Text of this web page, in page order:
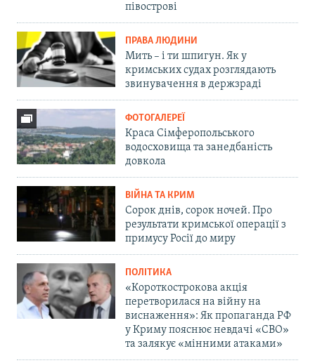
півострові
ПРАВА ЛЮДИНИ
Мить – і ти шпигун. Як у
кримських судах розглядають
звинувачення в держзраді
ФОТОГАЛЕРЕЇ
Краса Сімферопольського
водосховища та занедбаність
довкола
ВІЙНА ТА КРИМ
Сорок днів, сорок ночей. Про
результати кримської операції з
примусу Росії до миру
ПОЛІТИКА
«Короткострокова акція
перетворилася на війну на
виснаження»: Як пропаганда РФ
у Криму пояснює невдачі «СВО»
та залякує «мінними атаками»